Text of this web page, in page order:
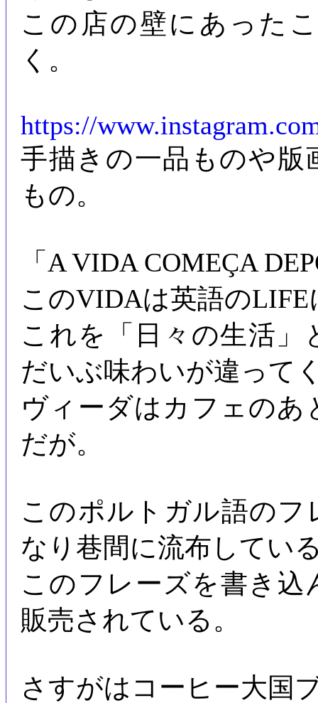
この店の壁にあった
く。
https://
手描きの一品ものや版
もの。
「A VIDA COMEÇA
このVIDAは英語の
これを「日々の生活
だいぶ味わいが違って
ヴィーダはカフェの
だが。
このポルトガル語の
なり巷間に流布してい
このフレーズを書き
販売されている。
さすがはコーヒー大国